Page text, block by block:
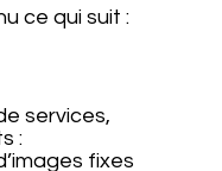
ce qui suit :
services,
:
fixes